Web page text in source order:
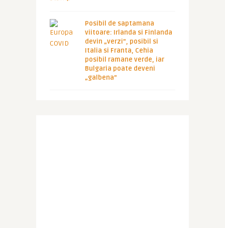
Posibil de saptamana
viitoare: Irlanda si Finlanda
devin „verzi”, posibil si
Italia si Franta, Cehia
posibil ramane verde, iar
Bulgaria poate deveni
„galbena”